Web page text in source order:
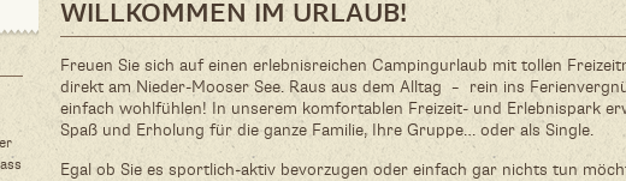
WILLKOMMEN IM URLAUB!
Freuen Sie sich auf einen erlebnisreichen Campingurlaub mit tollen
direkt am Nieder-Mooser See. Raus aus dem Alltag – rein ins
einfach wohlfühlen! In unserem komfortablen Freizeit- und Erlebnispark
Spaß und Erholung für die ganze Familie, Ihre Gruppe… oder als Single.
Egal ob Sie es sportlich-aktiv bevorzugen oder einfach gar nichts tun